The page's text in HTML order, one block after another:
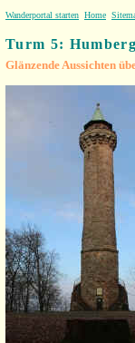
Wanderportal starten Home
Turm 5:
Glänzende Aussichten